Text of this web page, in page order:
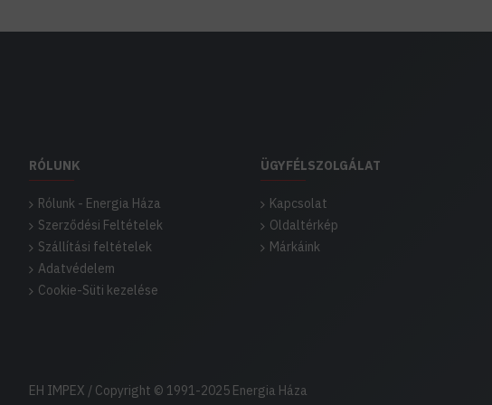
RÓLUNK
Rólunk - Energia Háza
Szerződési Feltételek
Szállítási feltételek
Adatvédelem
Cookie-Süti kezelése
ÜGYFÉLSZOLGÁLAT
Kapcsolat
Oldaltérkép
Márkáink
EH IMPEX / Copyright © 1991-2025 Energia Háza